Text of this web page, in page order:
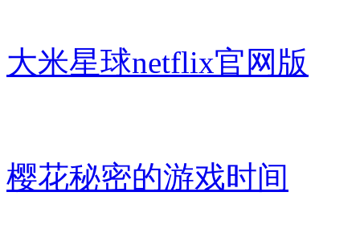
大米星球netflix官网版
樱花秘密的游戏时间